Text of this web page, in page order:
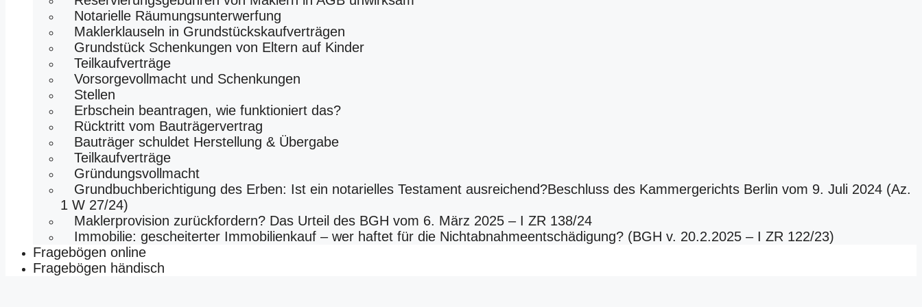
Notarielle Räumungsunterwerfung
Maklerklauseln in Grundstückskaufverträgen
Grundstück Schenkungen von Eltern auf Kinder
Teilkaufverträge
Vorsorgevollmacht und Schenkungen
Stellen
Erbschein beantragen, wie funktioniert das?
Rücktritt vom Bauträgervertrag
Bauträger schuldet Herstellung & Übergabe
Teilkaufverträge
Gründungsvollmacht
Grundbuchberichtigung des Erben: Ist ein notarielles Testament ausreichend?Beschluss des Kammergerichts Berlin vom 9. Juli 2024 (Az.
1 W 27/24)
Maklerprovision zurückfordern? Das Urteil des BGH vom 6. März 2025 – I ZR 138/24
Immobilie: gescheiterter Immobilienkauf – wer haftet für die Nichtabnahmeentschädigung? (BGH v. 20.2.2025 – I ZR 122/23)
Fragebögen online
Fragebögen händisch